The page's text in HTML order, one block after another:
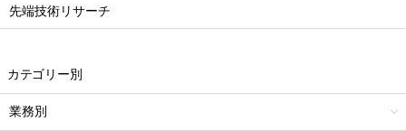
先端技術リサーチ
カテゴリー別
業務別